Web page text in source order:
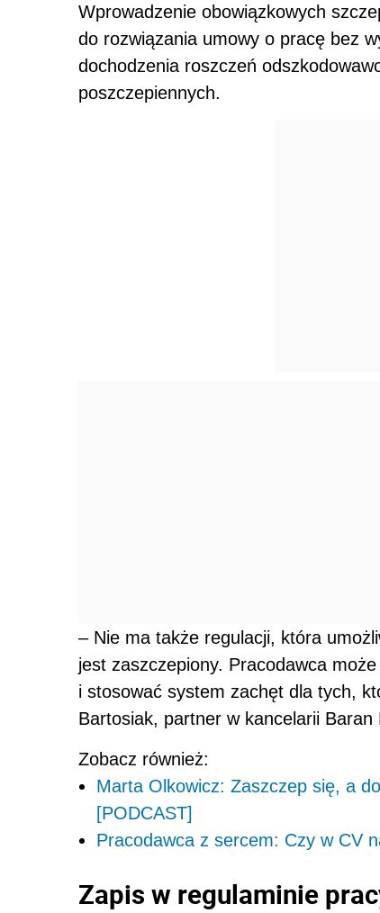
Wprowadzenie obowiązkowych
do rozwiązania umowy o pracę bez
dochodzenia roszczeń
poszczepiennych.
– Nie ma także regulacji, która
jest zaszczepiony. Pracodawca
i stosować system zachęt dla tych,
Bartosiak, partner w kancelarii Baran
Zobacz również:
Marta Olkowicz: Zaszczep się, a
[PODCAST]
Pracodawca z sercem: Czy w CV
Zapis w regulaminie